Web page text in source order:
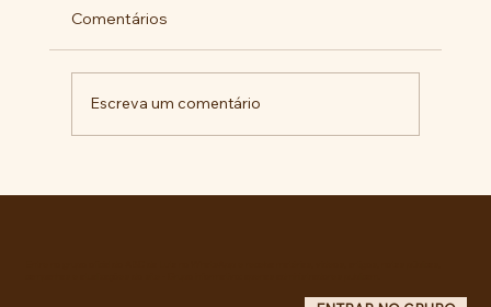
Comentários
Escreva um comentário